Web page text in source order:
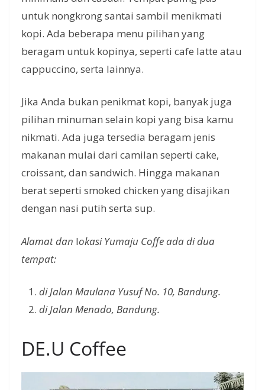
untuk nongkrong santai sambil menikmati
kopi. Ada beberapa menu pilihan yang
beragam untuk kopinya, seperti cafe latte atau
cappuccino, serta lainnya.
Jika Anda bukan penikmat kopi, banyak juga
pilihan minuman selain kopi yang bisa kamu
nikmati. Ada juga tersedia beragam jenis
makanan mulai dari camilan seperti cake,
croissant, dan sandwich. Hingga makanan
berat seperti smoked chicken yang disajikan
dengan nasi putih serta sup.
Alamat dan lokasi Yumaju Coffe ada di dua
tempat:
di Jalan Maulana Yusuf No. 10, Bandung.
di Jalan Menado, Bandung.
DE.U Coffee